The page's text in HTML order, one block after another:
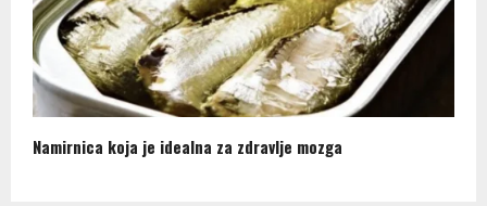
Namirnica koja je idealna za zdravlje mozga